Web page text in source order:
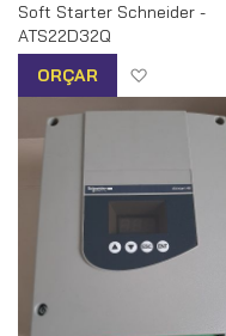
Soft Starter Schneider -
ATS22D32Q
ORÇAR